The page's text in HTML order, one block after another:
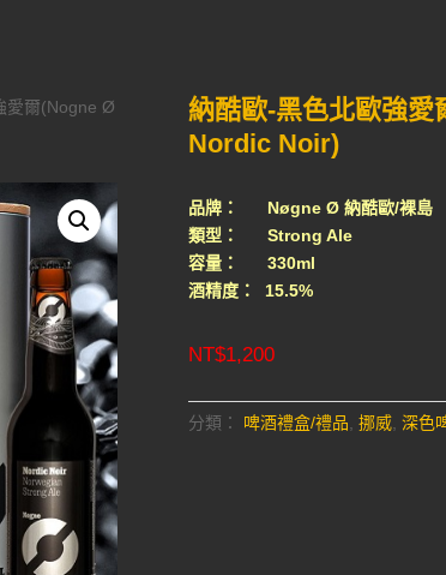
愛爾(Nogne Ø
納酷歐-黑色北歐強
Nordic Noir)
品牌： Nøgne Ø 納酷歐/裸島
類型： Strong Ale
容量： 330ml
酒精度： 15.5%
NT$1,200
分類： 啤酒禮盒/禮品, 挪威, 深色